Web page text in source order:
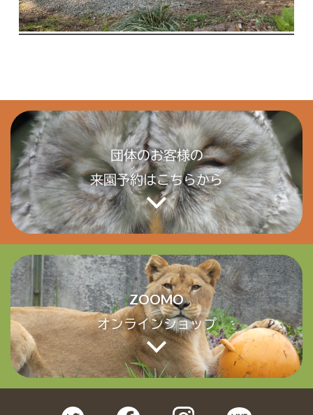
団体のお客様の
来園予約はこちらから
ZOOMO
オンラインショップ